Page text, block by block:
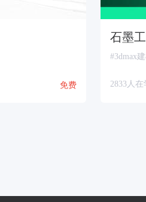
免费
石墨
#3dmax
2833人在